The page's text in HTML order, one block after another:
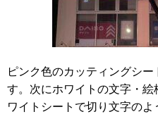
ピンク色のカッティングシ
す。次にホワイトの文字・
ワイトシートで切り文字のよ